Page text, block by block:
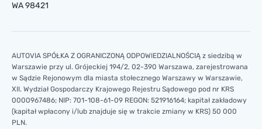
WA 98421
AUTOVIA SPÓŁKA Z OGRANICZONĄ ODPOWIEDZIALNOŚCIĄ z siedzibą w
Warszawie przy ul. Grójeckiej 194/2, 02-390 Warszawa, zarejestrowana
w Sądzie Rejonowym dla miasta stołecznego Warszawy w Warszawie,
XII. Wydział Gospodarczy Krajowego Rejestru Sądowego pod nr KRS
0000967486; NIP: 701-108-61-09 REGON: 521916164; kapitał zakładowy
(kapitał wpłacony i/lub znajduje się w trakcie zmiany w KRS) 50 000
PLN.